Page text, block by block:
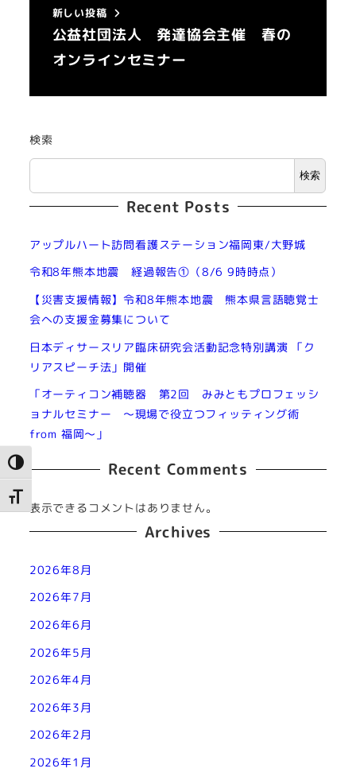
高コントラストに切り替え
文字サイズを切り替え
新しい投稿
公益社団法人 発達協会主催 春の
オンラインセミナー
検索
検索
Recent Posts
アップルハート訪問看護ステーション福岡東/大野城
令和8年熊本地震 経過報告①（8/6 9時時点）
【災害支援情報】令和8年熊本地震 熊本県言語聴覚士
会への支援金募集について
日本ディサースリア臨床研究会活動記念特別講演 「ク
リアスピーチ法」開催
「オーティコン補聴器 第2回 みみともプロフェッシ
ョナルセミナー ～現場で役立つフィッティング術
from 福岡～」
Recent Comments
表示できるコメントはありません。
Archives
2026年8月
2026年7月
2026年6月
2026年5月
2026年4月
2026年3月
2026年2月
2026年1月